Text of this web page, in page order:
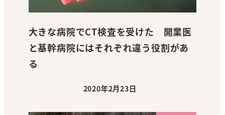
大きな病院でCT検査を受けた 開業医
と基幹病院にはそれぞれ違う役割があ
る
投稿日
2020年2月23日